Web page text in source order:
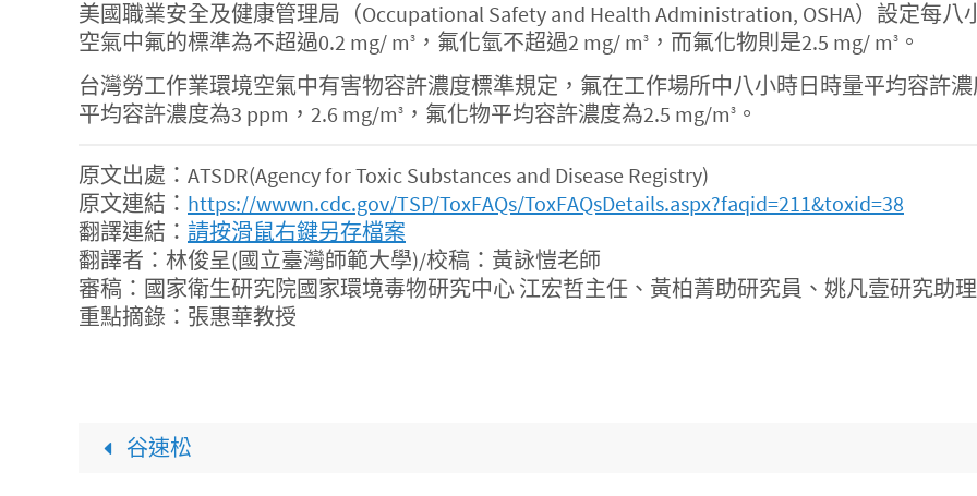
美國職業安全及健康管理局（Occupational Safety and Health Administration, OSHA）設定每
空氣中氟的標準為不超過0.2 mg/ m3 ，氟化氫不超過2 mg/ m3 ，而氟化物則是2.5 mg/ m3 。
台灣勞工作業環境空氣中有害物容許濃度標準規定，氟在工作場所中八小時日時量平均容許濃
平均容許濃度為3 ppm，2.6 mg/m3 ，氟化物平均容許濃度為2.5 mg/m3 。
原文出處：ATSDR(Agency for Toxic Substances and Disease Registry)
原文連結： https://wwwn.cdc.gov/TSP/ToxFAQs/ToxFAQsDetails.aspx?faqid=211&toxid=38
翻譯連結： 請按滑鼠右鍵另存檔案
翻譯者：林俊呈(國立臺灣師範大學)/校稿：黃詠愷老師
審稿：國家衛生研究院國家環境毒物研究中心 江宏哲主任、黃柏菁助研究員、姚凡壹研究助
重點摘錄：張惠華教授
谷速松